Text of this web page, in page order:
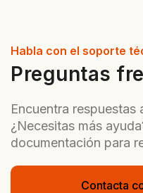
Habla con el soporte
Preguntas
Encuentra respuestas
¿Necesitas más
documentación para
Contacta